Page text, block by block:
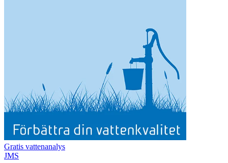
Gratis vattenanalys
JMS